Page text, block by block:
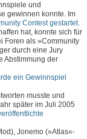
und
gewinnen konnte. Im
Contest gestartet.
hat, konnte sich für
Foren als »Community
durch eine Jury
Abstimmung der
ein Gewinnspiel
musste und
später im Juli 2005
Jonemo (»Atlas«-